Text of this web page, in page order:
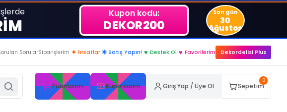
Kupon kodu:
DEKOR200
Son gün
30
Ağustos
SorularSiparişlerim ✦ Fırsatlar ☀ Satış Yapın! ♥ Destek Ol ♥ Favorilerim Dekordelisi Plus
Puanlarım Kuponlarım Giriş Yap / Üye Ol
0
Sepetim